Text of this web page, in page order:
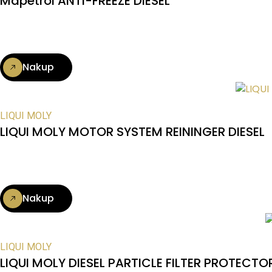
Nakup
LIQUI MOLY
LIQUI MOLY MOTOR SYSTEM REININGER DIESEL
Nakup
LIQUI MOLY
LIQUI MOLY DIESEL PARTICLE FILTER